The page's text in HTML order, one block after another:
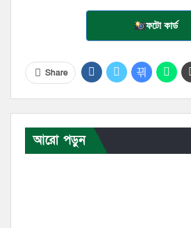
ফটো কার্ড
Share
আরো পড়ুন